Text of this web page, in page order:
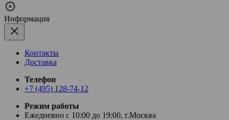
Информация
Контакты
Доставка
Телефон
+7 (495) 128-74-12
Режим работы
Ежедневно с 10:00 до 19:00, г.Москва